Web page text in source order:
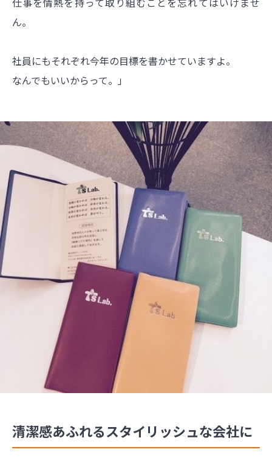
ん。
社員にもそれぞれ今年の目標を書かせていますよ。
なんでもいいからって。」
清潔感あふれるスタイリッシュな会社に